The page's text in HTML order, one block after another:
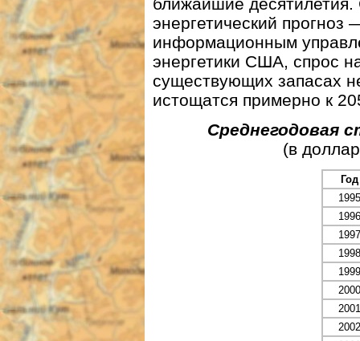
энергетический
информационным
энергетики США, спрос
существующих запасах
истощатся примерно к
Среднегодовая
(в
Год
1995
1996
1997
1998
1999
2000
2001
2002